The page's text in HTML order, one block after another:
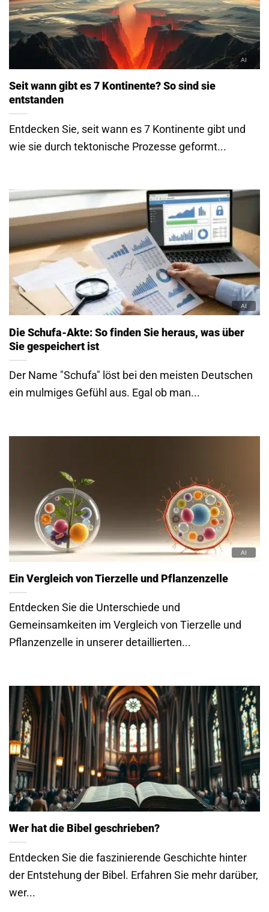
Seit wann gibt es 7 Kontinente? So sind sie
entstanden
Entdecken Sie, seit wann es 7 Kontinente gibt und
wie sie durch tektonische Prozesse geformt...
Die Schufa-Akte: So finden Sie heraus, was über
Sie gespeichert ist
Der Name "Schufa" löst bei den meisten Deutschen
ein mulmiges Gefühl aus. Egal ob man...
Ein Vergleich von Tierzelle und Pflanzenzelle
Entdecken Sie die Unterschiede und
Gemeinsamkeiten im Vergleich von Tierzelle und
Pflanzenzelle in unserer detaillierten...
Wer hat die Bibel geschrieben?
Entdecken Sie die faszinierende Geschichte hinter
der Entstehung der Bibel. Erfahren Sie mehr darüber,
wer...